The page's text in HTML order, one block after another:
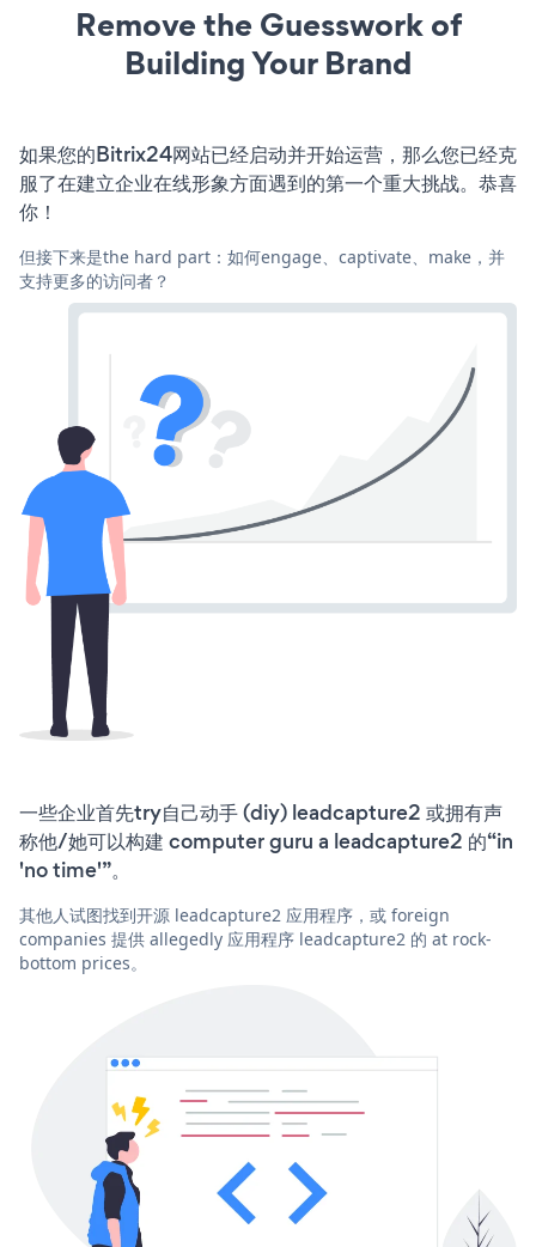
Remove the Guesswork of
Building Your Brand
如果您的Bitrix24网站已经启动并开始运营，那么您已经克
服了在建立企业在线形象方面遇到的第一个重大挑战。恭喜
你！
但接下来是the hard part：如何engage、captivate、make，并
支持更多的访问者？
一些企业首先try自己动手 (diy) leadcapture2 或拥有声
称他/她可以构建 computer guru a leadcapture2 的“in
'no time'”。
其他人试图找到开源 leadcapture2 应用程序，或 foreign
companies 提供 allegedly 应用程序 leadcapture2 的 at rock-
bottom prices。